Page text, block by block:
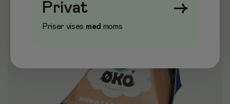
Privat →
Priser vises med moms